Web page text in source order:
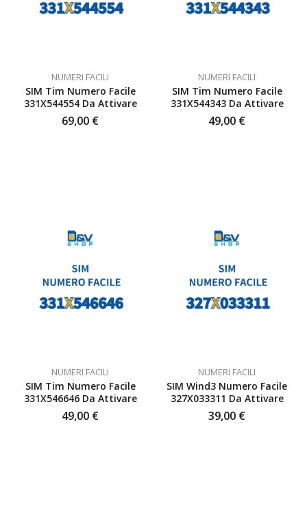
NUMERI FACILI
SIM Tim Numero Facile
331X544554 Da Attivare
69,00 €
NUMERI FACILI
SIM Tim Numero Facile
331X544343 Da Attivare
49,00 €
NUMERI FACILI
SIM Tim Numero Facile
331X546646 Da Attivare
49,00 €
NUMERI FACILI
SIM Wind3 Numero Facile
327X033311 Da Attivare
39,00 €